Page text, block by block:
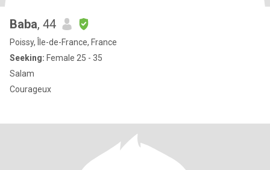
Baba, 44
Poissy, Île-de-France, France
Seeking: Female 25 - 35
Salam
Courageux